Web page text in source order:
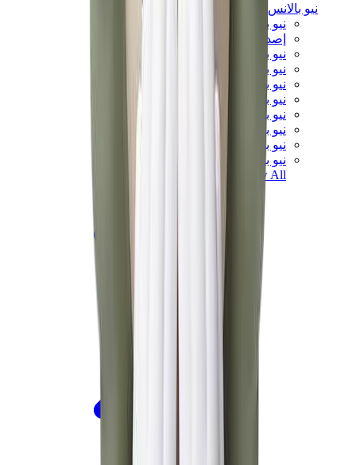
نيو بالانس
نيو بالانس الأكثر مبيعاً
إصدارات نيو بالانس الجديدة
نيو بالانس 550
نيو بالانس 2002R
نيو بالانس 9060
نيو بالانس 1906D
نيو بالانس 530
نيو بالانس 990
نيو بالانس 650R
نيو بالانس 993
View All